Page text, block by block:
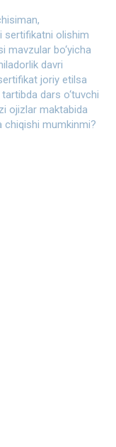
sertifikatni olishim
mavzular bo‘yicha
davri
joriy etilsa
tartibda dars o‘tuvchi
ojizlar maktabida
chiqishi mumkinmi?